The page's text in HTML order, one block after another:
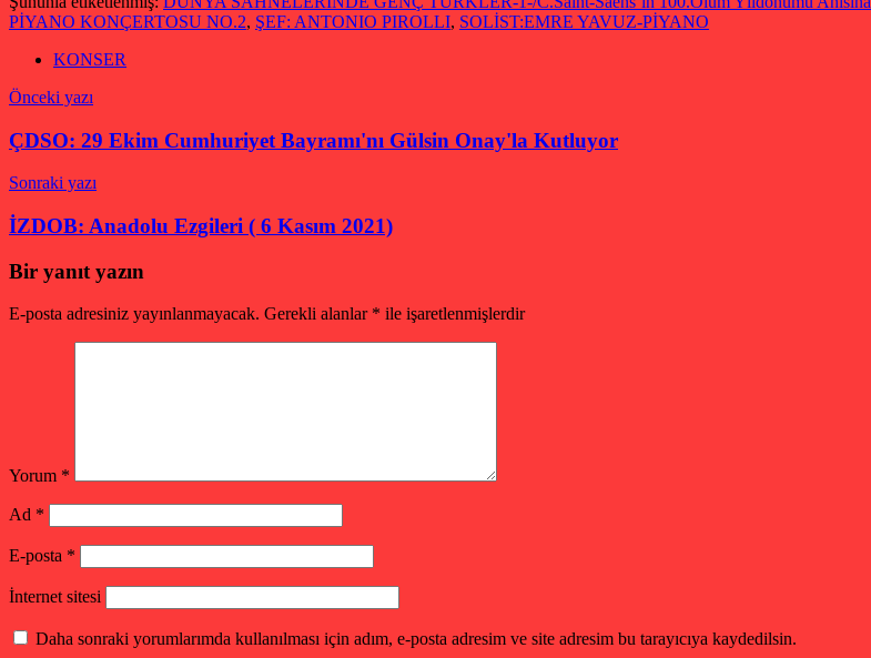
PİYANO KONÇERTOSU NO.2, ŞEF: ANTONIO PIROLLI, SOLİST:EMRE YAVUZ-PİYANO
KONSER
Yazı
gezinmesi
Önceki yazı
ÇDSO: 29 Ekim Cumhuriyet Bayramı'nı Gülsin Onay'la Kutluyor
Sonraki yazı
İZDOB: Anadolu Ezgileri ( 6 Kasım 2021)
Bir yanıt yazın
E-posta adresiniz yayınlanmayacak. Gerekli alanlar * ile işaretlenmişlerdir
Yorum *
Ad *
E-posta *
İnternet sitesi
Daha sonraki yorumlarımda kullanılması için adım, e-posta adresim ve site adresim bu tarayıcıya kaydedilsin.